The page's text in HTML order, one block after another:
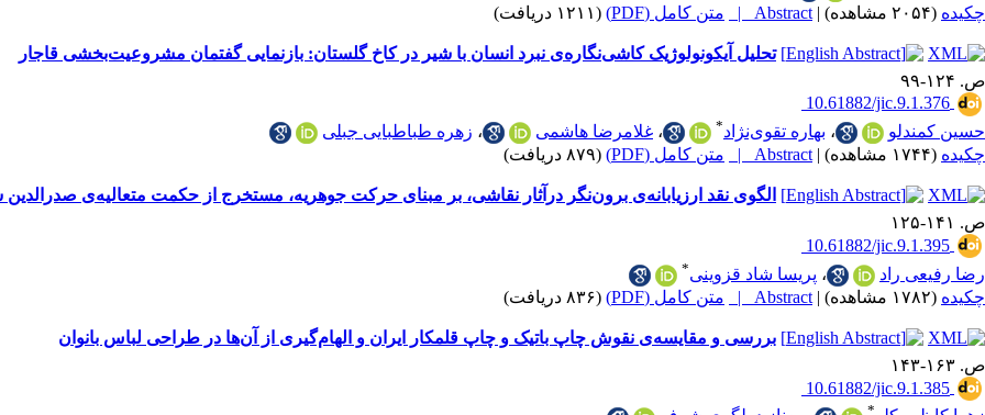
چکیده (۲۰۵۴ مشاهده) |
Abstract | متن کامل (PDF) (۱۲۱۱ دریافت)
تحلیل آیکونولوژیک کاشی‌نگاره‌ی نبرد انسان با شیر در کاخ گلستان: بازنمایی گفتمان مشروعیت‌بخشی قاجار
ص. ۱۲۴-۹۹
‎ 10.61882/jic.9.1.376
حسین کمندلو
، بهاره تقوی‌نژاد* ، غلامرضا هاشمی ، زهره طباطبایی جبلی
چکیده (۱۷۴۴ مشاهده) |
Abstract | متن کامل (PDF) (۸۷۹ دریافت)
الگوی نقد ارزیابانه‌ی برون‌نگر درآثار نقاشی، بر مبنای حرکت جوهریه، مستخرج از حکمت متعالیه‌ی
ص. ۱۴۱-۱۲۵
‎ 10.61882/jic.9.1.395
رضا رفیعی راد
، پریسا شاد قزوینی*
چکیده (۱۷۸۲ مشاهده) |
Abstract | متن کامل (PDF) (۸۳۶ دریافت)
بررسی و مقایسه‌ی نقوش چاپ باتیک و چاپ قلمکار ایران و الهام‌گیری از آن‌ها در طراحی لباس بانوان
ص. ۱۶۳-۱۴۳
‎ 10.61882/jic.9.1.385
*